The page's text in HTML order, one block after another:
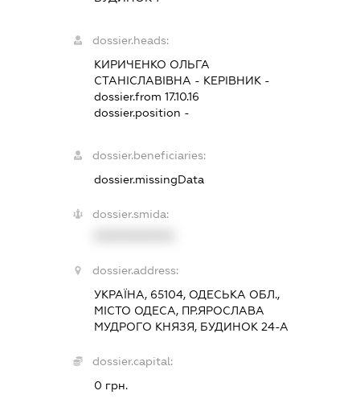
dossier.heads:
КИРИЧЕНКО ОЛЬГА
СТАНІСЛАВІВНА - КЕРІВНИК-
dossier.from 17.10.16
dossier.position -
dossier.beneficiaries:
dossier.missingData
dossier.smida:
dossier.address:
УКРАЇНА, 65104, ОДЕСЬКА ОБЛ.,
МІСТО ОДЕСА, ПР.ЯРОСЛАВА
МУДРОГО КНЯЗЯ, БУДИНОК 24-А
dossier.capital:
0 грн.